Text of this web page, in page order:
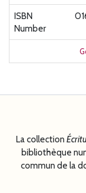
ISBN
Number
La collection
bibliothèque
commun de la